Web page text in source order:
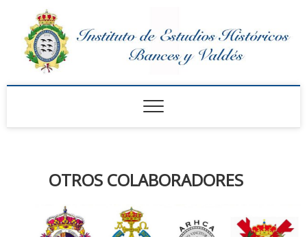
contenido
Instituto de Estudios
Históricos Bances y
OTROS COLABORADORES